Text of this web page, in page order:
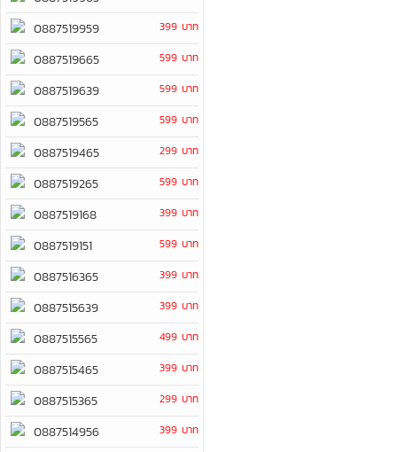
0887519959 399 บาท
0887519665 599 บาท
0887519639 599 บาท
0887519565 599 บาท
0887519465 299 บาท
0887519265 599 บาท
0887519168 399 บาท
0887519151 599 บาท
0887516365 399 บาท
0887515639 399 บาท
0887515565 499 บาท
0887515465 399 บาท
0887515365 299 บาท
0887514956 399 บาท